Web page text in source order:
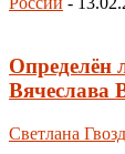
Определён
Вячеслава
Светлана